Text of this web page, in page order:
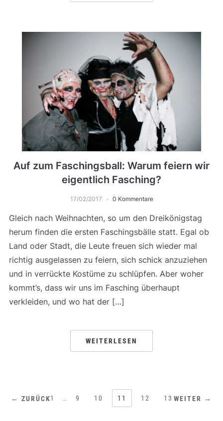
Auf zum Faschingsball: Warum feiern wir
eigentlich Fasching?
17/02/2017 0 Kommentare
Gleich nach Weihnachten, so um den Dreikönigstag
herum finden die ersten Faschingsbälle statt. Egal ob
Land oder Stadt, die Leute freuen sich wieder mal
richtig ausgelassen zu feiern, sich schick anzuziehen
und in verrückte Kostüme zu schlüpfen. Aber woher
kommt’s, dass wir uns im Fasching überhaupt
verkleiden, und wo hat der […]
WEITERLESEN
← ZURÜCK1 … 9 10 11 12 13 WEITER →